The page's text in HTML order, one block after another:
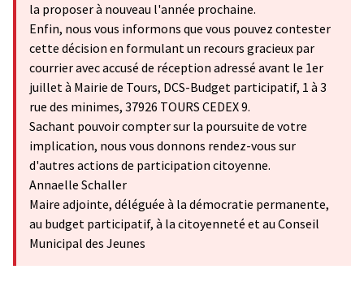
la proposer à nouveau l'année prochaine.
Enfin, nous vous informons que vous pouvez contester
cette décision en formulant un recours gracieux par
courrier avec accusé de réception adressé avant le 1er
juillet à Mairie de Tours, DCS-Budget participatif, 1 à 3
rue des minimes, 37926 TOURS CEDEX 9.
Sachant pouvoir compter sur la poursuite de votre
implication, nous vous donnons rendez-vous sur
d'autres actions de participation citoyenne.
Annaelle Schaller
Maire adjointe, déléguée à la démocratie permanente,
au budget participatif, à la citoyenneté et au Conseil
Municipal des Jeunes